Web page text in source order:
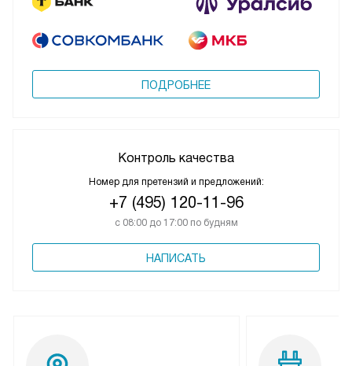
ПОДРОБНЕЕ
Контроль качества
Номер для претензий и предложений:
+7 (495) 120-11-96
с 08:00 до 17:00 по будням
НАПИСАТЬ